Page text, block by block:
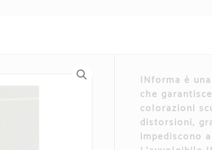
INforma è
che
colorazioni
distorsioni,
impediscono